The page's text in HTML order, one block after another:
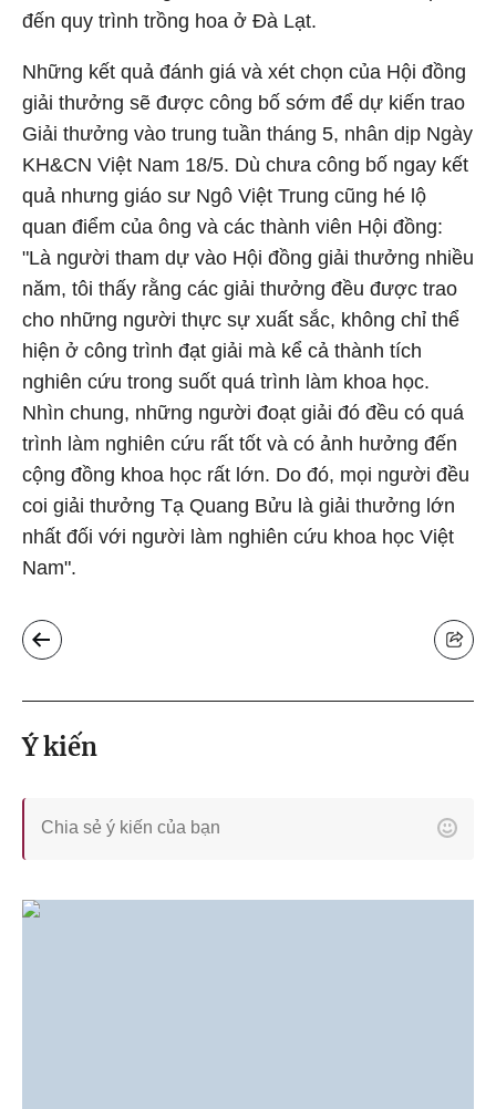
đến quy trình trồng hoa ở Đà Lạt.
Những kết quả đánh giá và xét chọn của Hội đồng
giải thưởng sẽ được công bố sớm để dự kiến trao
Giải thưởng vào trung tuần tháng 5, nhân dịp Ngày
KH&CN Việt Nam 18/5. Dù chưa công bố ngay kết
quả nhưng giáo sư Ngô Việt Trung cũng hé lộ
quan điểm của ông và các thành viên Hội đồng:
"Là người tham dự vào Hội đồng giải thưởng nhiều
năm, tôi thấy rằng các giải thưởng đều được trao
cho những người thực sự xuất sắc, không chỉ thể
hiện ở công trình đạt giải mà kể cả thành tích
nghiên cứu trong suốt quá trình làm khoa học.
Nhìn chung, những người đoạt giải đó đều có quá
trình làm nghiên cứu rất tốt và có ảnh hưởng đến
cộng đồng khoa học rất lớn. Do đó, mọi người đều
coi giải thưởng Tạ Quang Bửu là giải thưởng lớn
nhất đối với người làm nghiên cứu khoa học Việt
Nam".
Ý kiến